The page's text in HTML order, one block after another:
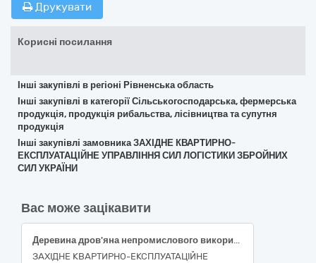
Друкувати
Корисні посилання
Інші закупівлі в регіоні Рівненська область
Інші закупівлі в категорії Сільськогосподарська, фермерська
продукція, продукція рибальства, лісівництва та супутня
продукція
Інші закупівлі замовника ЗАХІДНЕ КВАРТИРНО-
ЕКСПЛУАТАЦІЙНЕ УПРАВЛІННЯ СИЛ ЛОГІСТИКИ ЗБРОЙНИХ
СИЛ УКРАЇНИ
Вас може зацікавити
Деревина дров'яна непромислового використання 1 групаДК 021- 2015 - 03413000-8 – Паливна деревина.
ЗАХІДНЕ КВАРТИРНО-ЕКСПЛУАТАЦІЙНЕ